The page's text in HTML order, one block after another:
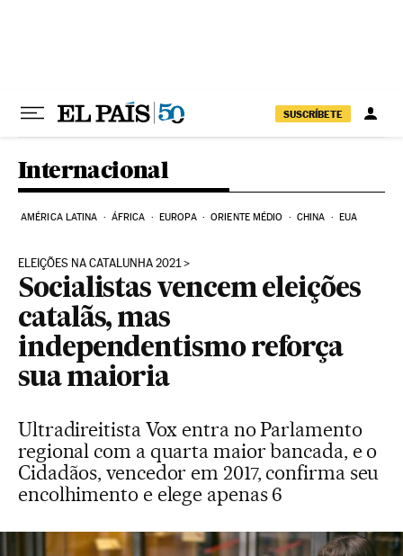
SUSCRÍBETE
Internacional
AMÉRICA LATINA ÁFRICA EUROPA ORIENTE MÉDIO CHINA EUA
ELEIÇÕES NA CATALUNHA 2021
Socialistas vencem eleições
catalãs, mas
independentismo reforça
sua maioria
Ultradireitista Vox entra no Parlamento
regional com a quarta maior bancada, e o
Cidadãos, vencedor em 2017, confirma seu
encolhimento e elege apenas 6